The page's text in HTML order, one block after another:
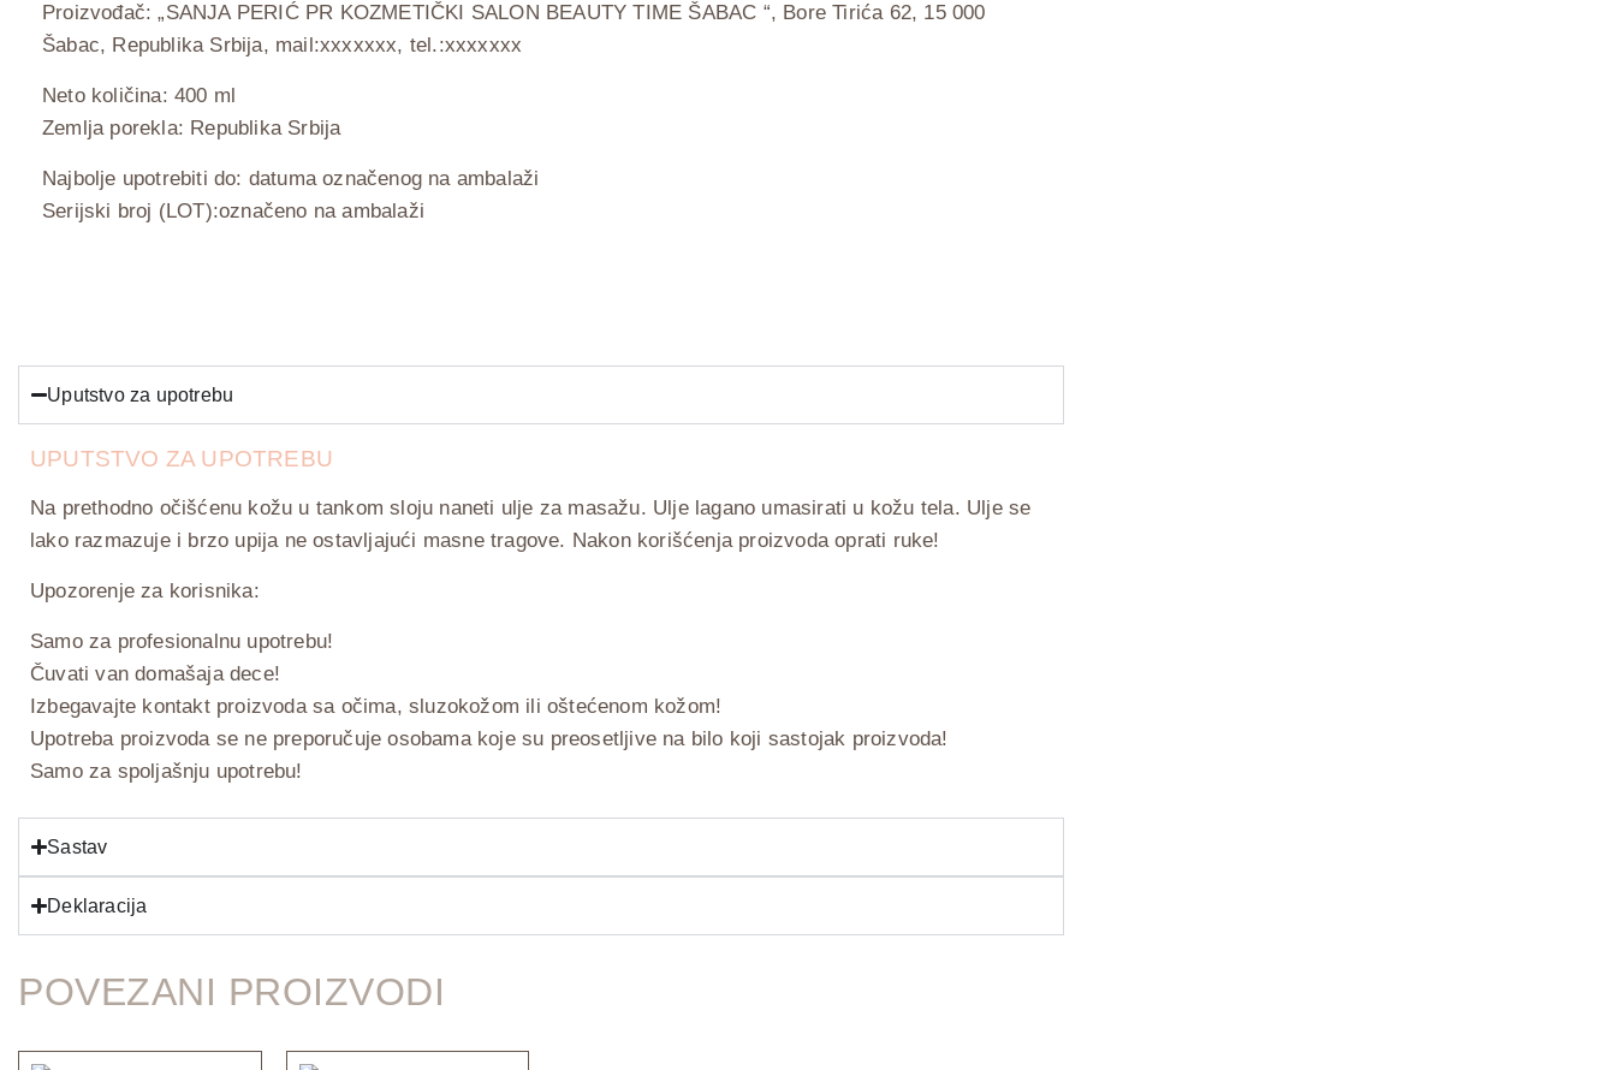
Proizvođač: „SANJA PERIĆ PR KOZMETIČKI SALON BEAUTY TIME ŠABAC “, Bore Tirića 62, 15 000
Šabac, Republika Srbija, mail:xxxxxxx, tel.:xxxxxxx
Neto količina: 400 ml
Zemlja porekla: Republika Srbija
Najbolje upotrebiti do: datuma označenog na ambalaži
Serijski broj (LOT):označeno na ambalaži
Uputstvo za upotrebu
UPUTSTVO ZA UPOTREBU
Na prethodno očišćenu kožu u tankom sloju naneti ulje za masažu. Ulje lagano umasirati u kožu tela. Ulje se
lako razmazuje i brzo upija ne ostavljajući masne tragove. Nakon korišćenja proizvoda oprati ruke!
Upozorenje za korisnika:
Samo za profesionalnu upotrebu!
Čuvati van domašaja dece!
Izbegavajte kontakt proizvoda sa očima, sluzokožom ili oštećenom kožom!
Upotreba proizvoda se ne preporučuje osobama koje su preosetljive na bilo koji sastojak proizvoda!
Samo za spoljašnju upotrebu!
Sastav
Deklaracija
POVEZANI PROIZVODI